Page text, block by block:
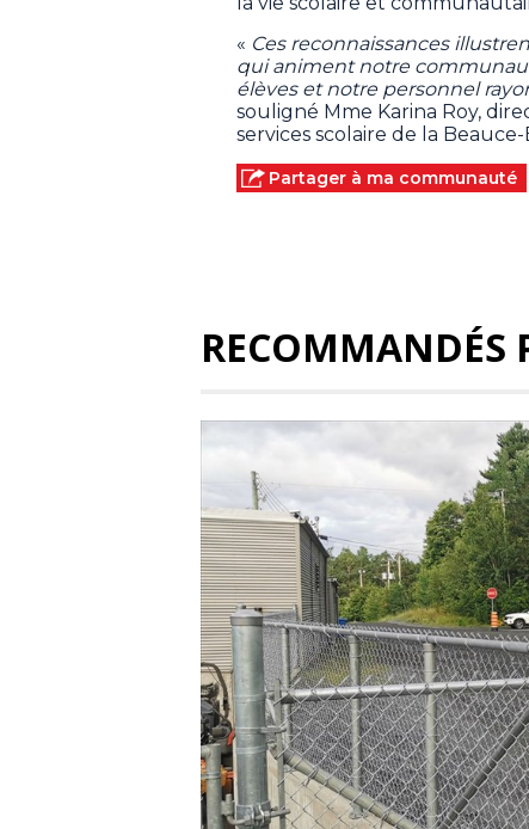
« Ces reconnaissances
qui animent notre
élèves et notre personnel
souligné Mme Karina Roy,
services scolaire de la
Partager à ma communauté
RECOMMANDÉS